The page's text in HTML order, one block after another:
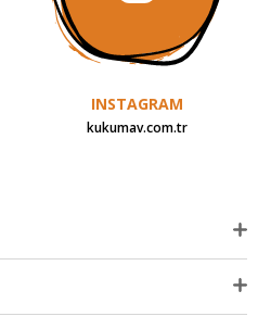
INSTAGRAM
kukumav.com.tr